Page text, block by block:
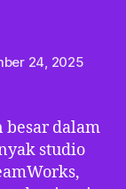
24, 2025
dalam
studio